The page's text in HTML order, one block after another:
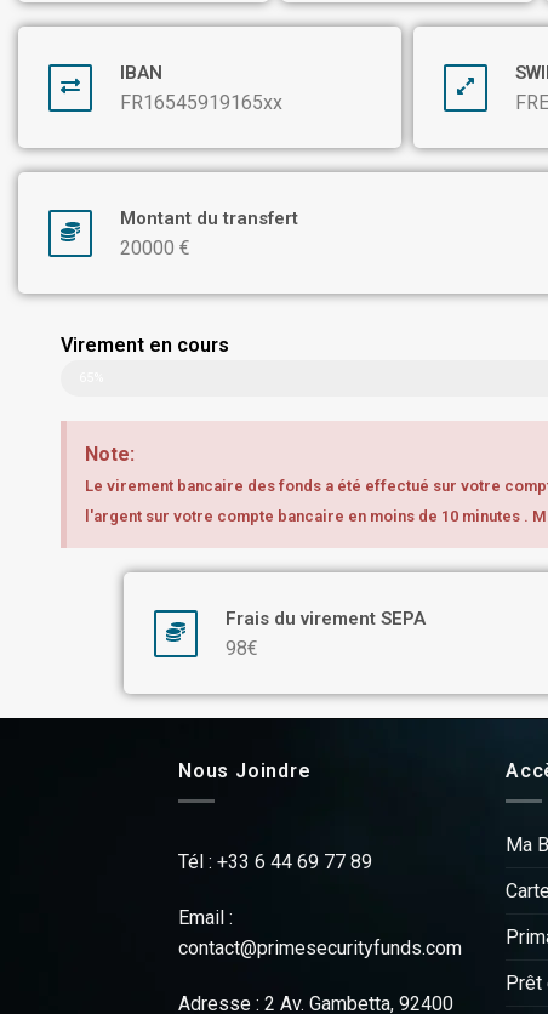
IBAN
FR16545919165xx
Montant du transfert
20000 €
Virement en cours
Note:
Le virement bancaire des fonds a été effectué sur votre
l'argent sur votre compte bancaire en moins de 10 minutes .
Frais du virement SEPA
98€
Nous Joindre
Tél : +33 6 44 69 77 89
Email :
contact@primesecurityfunds.com
Adresse : 2 Av. Gambetta, 92400
Ma
Prêt